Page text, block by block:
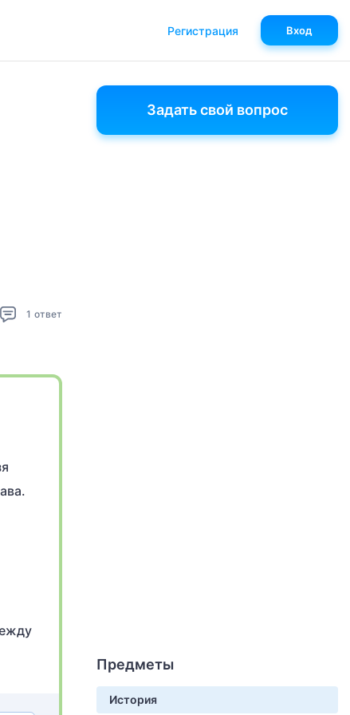
1 ответ
Задать свой вопрос
Предметы
История
Регистрация Вход